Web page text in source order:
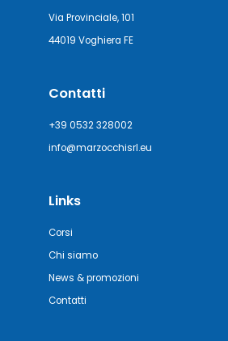
Via Provinciale, 101
44019 Voghiera FE
Contatti
+39 0532 328002
info@marzocchisrl.eu
Links
Corsi
Chi siamo
News & promozioni
Contatti